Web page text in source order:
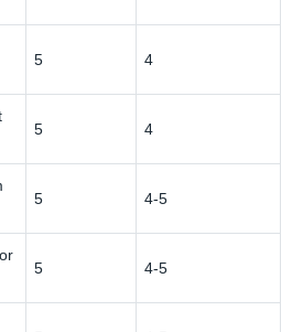
5 4
5 4
5 4-5
5 4-5